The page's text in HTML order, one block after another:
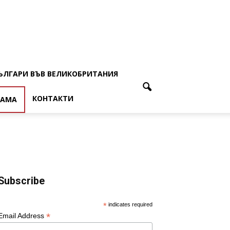
ВЪВ ВЕЛИКОБРИТАНИЯ
КОНТАКТИ
* indicates required
Address *